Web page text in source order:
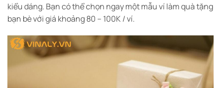
kiểu dáng. Bạn có thể chọn ngay một mẫu ví làm quà tặng
bạn bè với giá khoảng 80 – 100K / ví.